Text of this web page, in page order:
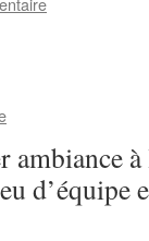
ambiance
d’équipe